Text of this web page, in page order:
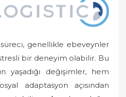
süreci, genellikle ebeveynler
bir deneyim olabilir. Bu
yaşadığı değişimler, hem
adaptasyon açısından